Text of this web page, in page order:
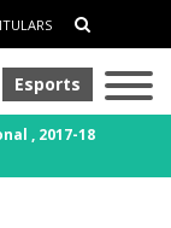
Esports
, 2017-18